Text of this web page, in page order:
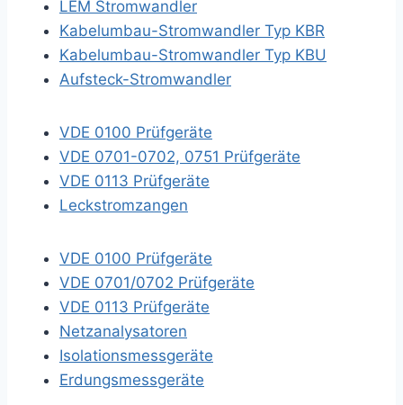
LEM Stromwandler
Kabelumbau-Stromwandler Typ KBR
Kabelumbau-Stromwandler Typ KBU
Aufsteck-Stromwandler
VDE 0100 Prüfgeräte
VDE 0701-0702, 0751 Prüfgeräte
VDE 0113 Prüfgeräte
Leckstromzangen
VDE 0100 Prüfgeräte
VDE 0701/0702 Prüfgeräte
VDE 0113 Prüfgeräte
Netzanalysatoren
Isolationsmessgeräte
Erdungsmessgeräte